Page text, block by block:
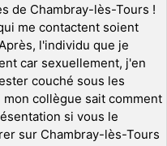
de Chambray-lès-Tours !
me contactent soient
l'individu que je
car sexuellement, j'en
couché sous les
collègue sait comment
si vous le
sur Chambray-lès-Tours